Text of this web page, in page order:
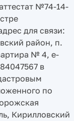
№74-14-
для связи:
район, п.
№ 4, e-
в
по
Кирилловский